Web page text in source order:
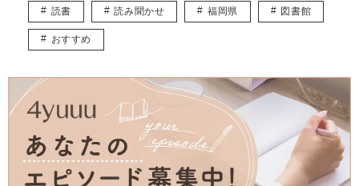
せるように体型維持には力を入れています。
読書 読み聞かせ 福岡県 図書館
おすすめ